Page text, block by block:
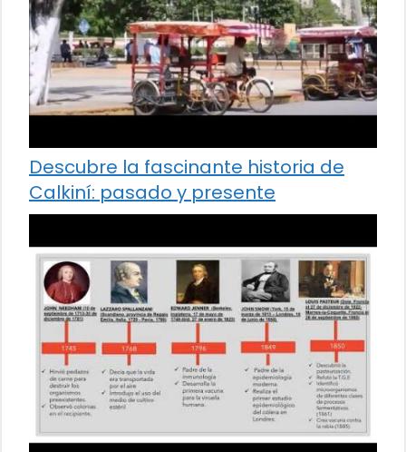
Descubre la fascinante historia de
Calkiní: pasado y presente